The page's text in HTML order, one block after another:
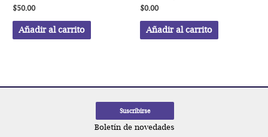
$50.00
Añadir al carrito
$0.00
Añadir al carrito
Boletín de novedades